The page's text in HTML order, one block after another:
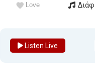
Love
Listen Live